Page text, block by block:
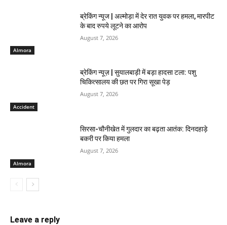
Almora
ब्रेकिंग न्यूज | अल्मोड़ा में देर रात युवक पर हमला, मारपीट
के बाद रुपये लूटने का आरोप
August 7, 2026
Accident
ब्रेकिंग न्यूज़ | सुयालबाड़ी में बड़ा हादसा टला: पशु
चिकित्सालय की छत पर गिरा सूखा पेड़
August 7, 2026
Almora
सिरसा-चौनीखेत में गुलदार का बढ़ता आतंक: दिनदहाड़े
बकरी पर किया हमला
August 7, 2026
Leave a reply